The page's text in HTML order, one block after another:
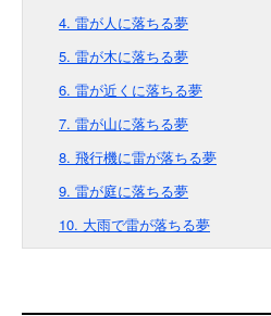
4. 雷が人に落ちる夢
5. 雷が木に落ちる夢
6. 雷が近くに落ちる夢
7. 雷が山に落ちる夢
8. 飛行機に雷が落ちる夢
9. 雷が庭に落ちる夢
10. 大雨で雷が落ちる夢